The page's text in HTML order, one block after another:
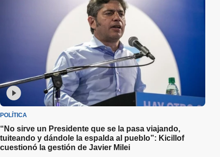
POLÍTICA
“No sirve un Presidente que se la pasa viajando,
tuiteando y dándole la espalda al pueblo”: Kicillof
cuestionó la gestión de Javier Milei